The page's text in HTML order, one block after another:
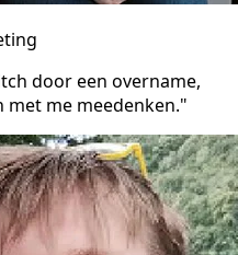
door een overname,
met me meedenken."